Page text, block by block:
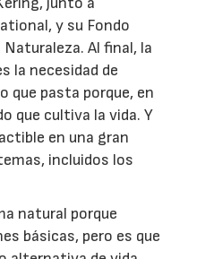
y su Fondo
Al final, la
la necesidad de
que pasta porque, en
que cultiva la vida. Y
en una gran
incluidos los
natural porque
básicas, pero es que